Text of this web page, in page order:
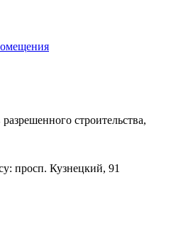
строительства,
просп. Кузнецкий, 91